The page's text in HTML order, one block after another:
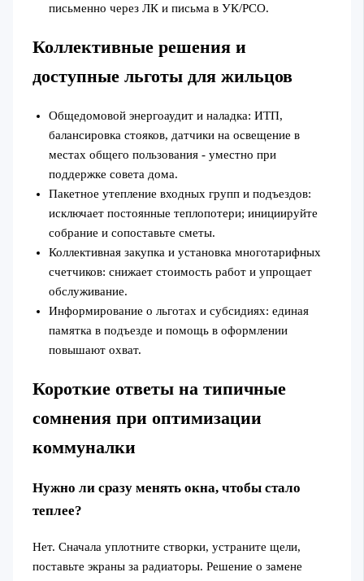
письменно через ЛК и письма в УК/РСО.
Коллективные решения и
доступные льготы для жильцов
Общедомовой энергоаудит и наладка: ИТП,
балансировка стояков, датчики на освещение в
местах общего пользования - уместно при
поддержке совета дома.
Пакетное утепление входных групп и подъездов:
исключает постоянные теплопотери; инициируйте
собрание и сопоставьте сметы.
Коллективная закупка и установка многотарифных
счетчиков: снижает стоимость работ и упрощает
обслуживание.
Информирование о льготах и субсидиях: единая
памятка в подъезде и помощь в оформлении
повышают охват.
Короткие ответы на типичные
сомнения при оптимизации
коммуналки
Нужно ли сразу менять окна, чтобы стало
теплее?
Нет. Сначала уплотните створки, устраните щели,
поставьте экраны за радиаторы. Решение о замене